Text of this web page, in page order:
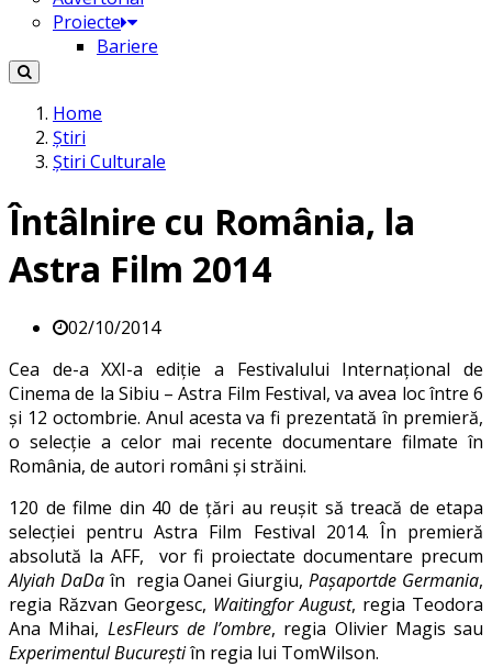
Proiecte
Bariere
Home
Știri
Știri Culturale
Întâlnire cu România, la
Astra Film 2014
02/10/2014
Cea de-a XXI-a ediție a Festivalului Internațional de
Cinema de la Sibiu – Astra Film Festival, va avea loc între 6
și 12 octombrie. Anul acesta va fi prezentată în premieră,
o selecție a celor mai recente documentare filmate în
România, de autori români și străini.
120 de filme din 40 de ţări au reuşit să treacă de etapa
selecţiei pentru Astra Film Festival 2014. În premieră
absolută la AFF, vor fi proiectate documentare precum
Alyiah DaDaîn regia Oanei Giurgiu,Paşaportde Germania,
regia Răzvan Georgesc, Waitingfor August, regia Teodora
Ana Mihai, LesFleurs de l’ombre, regia Olivier Magis sau
Experimentul Bucureștiîn regia lui TomWilson.